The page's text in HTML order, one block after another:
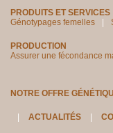
PRODUITS ET SERVICES
Génotypages femelles
PRODUCTION
Assurer une fécondance
NOTRE OFFRE
ACTUALITÉS